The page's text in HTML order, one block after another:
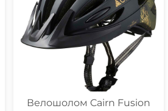
Велошолом Cairn Fusion